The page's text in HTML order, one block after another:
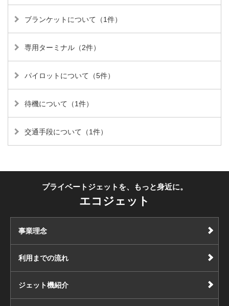
ブランケットについて（1件）
専用ターミナル（2件）
パイロットについて（5件）
待機について（1件）
交通手段について（1件）
プライベートジェットを、もっと身近に。
エコジェット
事業理念
利用までの流れ
ジェット機紹介